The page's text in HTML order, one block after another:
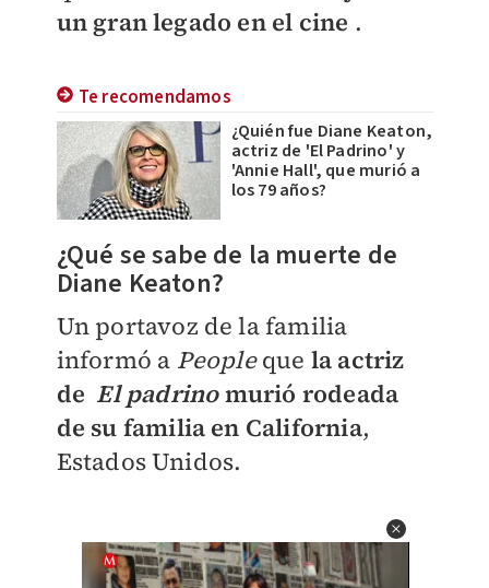
un gran legado en el cine .
Te recomendamos
¿Quién fue Diane Keaton,
actriz de 'El Padrino' y
'Annie Hall', que murió a
los 79 años?
¿Qué se sabe de la muerte de
Diane Keaton?
Un portavoz de la familia
informó a Peopleque la actriz
de El padrinomurió rodeada
de su familia en California,
Estados Unidos.